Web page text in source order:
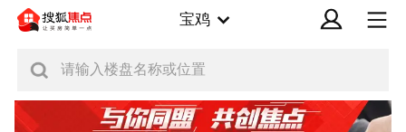
宝鸡
请输入楼盘名称或位置